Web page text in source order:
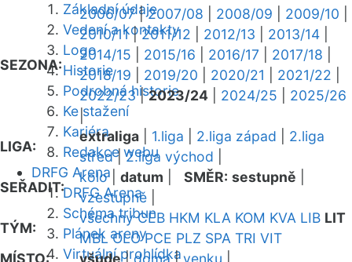
Základní údaje
Vedení a kontakty
Logo
Historie
Podrobná historie
Ke stažení
Kariéra
Redakce webu
DRFG Arena
DRFG Arena
Schéma tribun
Plánek areny
Virtuální prohlídka
SEZONA:
2006/07|2007/08 2008/09 2009/10
2010/11|2011/12 2012/13 2013/14
2014/15
2015/16 2016/17 2017/18
2018/19
2019/20 2020/21 2021/22
2022/23|2023/24 2024/25
2025/26
|
LIGA:
extraliga 1.liga 2.liga západ
2.liga
střed|2.liga východ
SEŘADIT:
kolo| datum SMĚR: sestupně
vzestupně
TÝM:
všechny CEB HKM KLA KOM KVA LIB LIT
MBL OLO PCE PLZ SPA TRI VIT
MÍSTO:
všude|doma|venku